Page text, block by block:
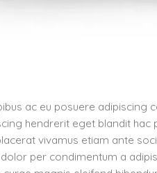
ac eu posuere adipiscing
hendrerit eget blandit hac
vivamus etiam ante
per condimentum a